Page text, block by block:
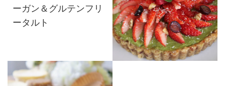
ーガン＆グルテンフリ
ータルト